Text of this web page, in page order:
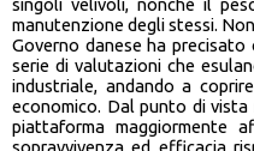
singoli velivoli, nonché il
manutenzione degli stessi.
Governo danese ha
serie di valutazioni che
industriale, andando a
economico. Dal punto di
piattaforma maggiormente